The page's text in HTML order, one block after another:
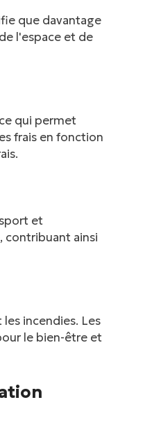
que davantage
l'espace et de
qui permet
frais en fonction
et
contribuant ainsi
incendies. Les
le bien-être et